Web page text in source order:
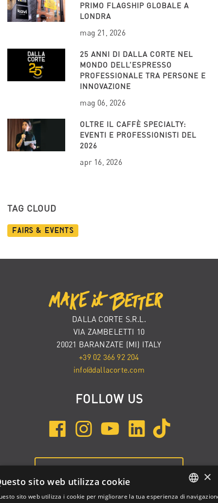
PRIMO FLAGSHIP GLOBALE A
LONDRA
mag 21, 2026
25 ANNI DI DALLA CORTE NEL
MONDO DELL’ESPRESSO
PROFESSIONALE TRA PERSONE E
INNOVAZIONE
mag 06, 2026
OLTRE IL CAFFÈ SPECIALTY:
EVENTI E PROFESSIONISTI DEL
2026
apr 16, 2026
TAG CLOUD
Fairs & Events
DALLA CORTE S.R.L.
VIA ZAMBELETTI 10
20021 BARANZATE (MI) ITALY
+39 02 366 92 204
info@dallacorte.com
FOLLOW US
×
sito web utilizza cookie
sito web utilizza i cookie per migliorare la tua esperienza di